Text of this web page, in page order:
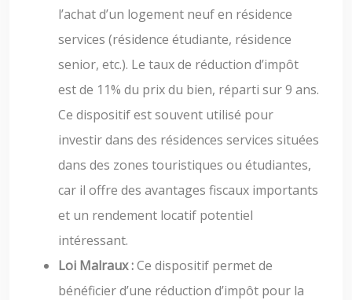
l’achat d’un logement neuf en résidence
services (résidence étudiante, résidence
senior, etc.). Le taux de réduction d’impôt
est de 11% du prix du bien, réparti sur 9 ans.
Ce dispositif est souvent utilisé pour
investir dans des résidences services situées
dans des zones touristiques ou étudiantes,
car il offre des avantages fiscaux importants
et un rendement locatif potentiel
intéressant.
Loi Malraux :Ce dispositif permet de
bénéficier d’une réduction d’impôt pour la